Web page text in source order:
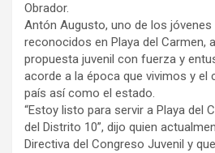
Obrador.
Antón Augusto, uno de los
reconocidos en Playa del Carmen,
propuesta juvenil con fuerza y
acorde a la época que vivimos y el
país así como el estado.
“Estoy listo para servir a Playa del
del Distrito 10”, dijo quien
Directiva del Congreso Juvenil y